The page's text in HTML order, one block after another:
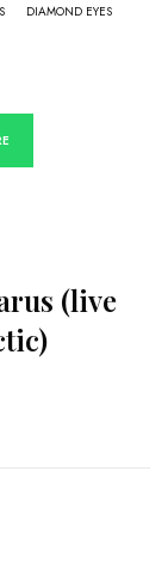
DIAMOND EYES
(live